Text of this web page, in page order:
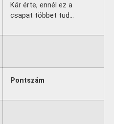
Kár érte, ennél ez a
csapat többet tud…
Pontszám